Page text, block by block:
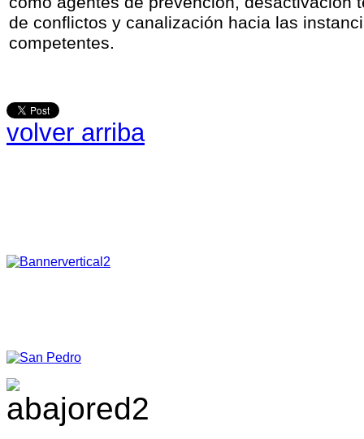
de conflictos y canalización hacia las
competentes.
volver arriba